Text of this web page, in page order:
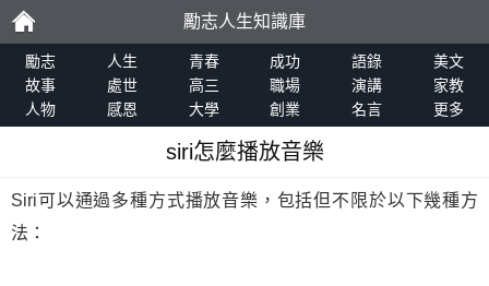
勵
志
勵志人生知識庫
勵志 人生 青春 成功 語錄
美文
故事
處世 高三 職場 演講
家教
人物
感恩 大學 創業 名言 更多
siri怎麼播放音樂
Siri可以通過多種方式播放音樂，包括但不限於以下幾種方
法：